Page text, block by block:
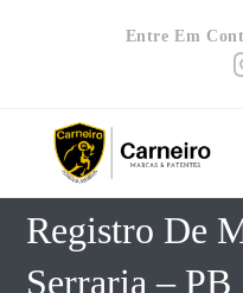
Entre Em
Registro De
Serraria – PB